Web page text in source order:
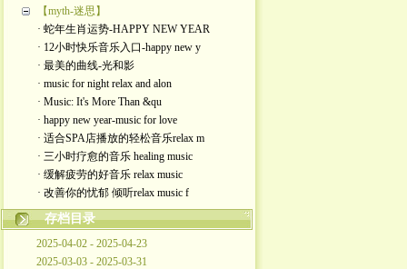
【myth-迷思】
· 蛇年生肖运势-HAPPY NEW YEAR
· 12小时快乐音乐入口-happy new y
· 最美的曲线-光和影
· music for night relax and alon
· Music: It's More Than &qu
· happy new year-music for love
· 适合SPA店播放的轻松音乐relax m
· 三小时疗愈的音乐 healing music
· 缓解疲劳的好音乐 relax music
· 改善你的忧郁 倾听relax music f
存档目录
2025-04-02 - 2025-04-23
2025-03-03 - 2025-03-31